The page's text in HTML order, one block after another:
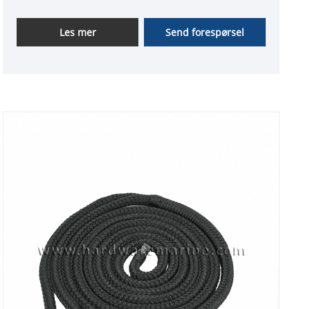
Les mer Send forespørsel